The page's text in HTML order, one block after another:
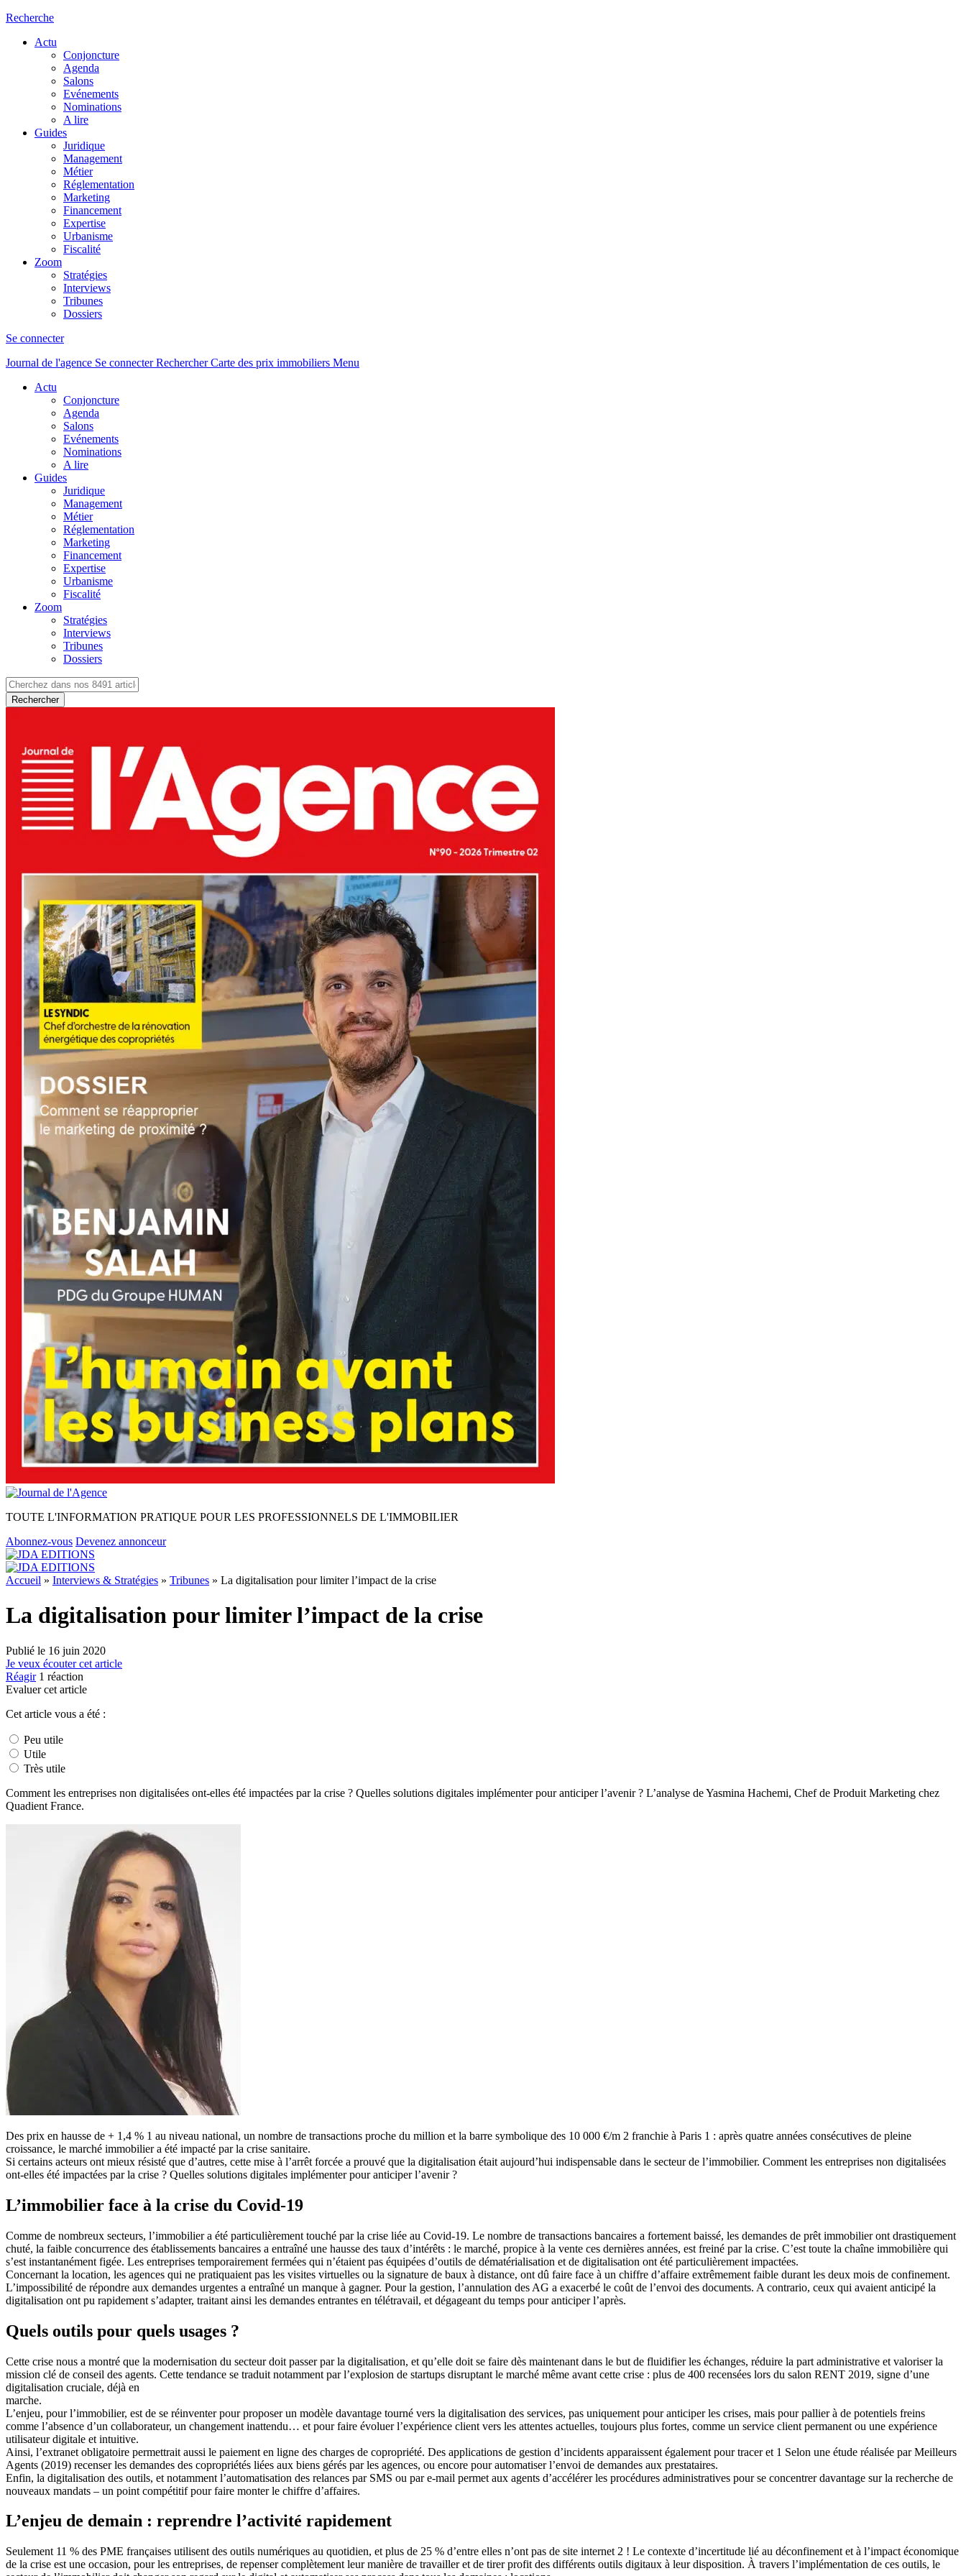
Recherche
Actu
Conjoncture
Agenda
Salons
Evénements
Nominations
A lire
Guides
Juridique
Management
Métier
Réglementation
Marketing
Financement
Expertise
Urbanisme
Fiscalité
Zoom
Stratégies
Interviews
Tribunes
Dossiers
Se connecter
Journal de l'agence Se connecterRechercher Carte des prix immobiliers Menu
Actu
Conjoncture
Agenda
Salons
Evénements
Nominations
A lire
Guides
Juridique
Management
Métier
Réglementation
Marketing
Financement
Expertise
Urbanisme
Fiscalité
Zoom
Stratégies
Interviews
Tribunes
Dossiers
Rechercher
TOUTE L'INFORMATION PRATIQUE POUR LES PROFESSIONNELS DE L'IMMOBILIER
Abonnez-vous Devenez annonceur
Accueil » Interviews & Stratégies » Tribunes » La digitalisation pour limiter l’impact de la crise
La digitalisation pour limiter l’impact de la crise
Publié le 16 juin 2020
Je veux écouter cet article
Réagir 1 réaction
Evaluer cet article
Cet article vous a été :
Peu utile
Utile
Très utile
Comment les entreprises non digitalisées ont-elles été impactées par la crise ? Quelles solutions digitales implémenter pour anticiper l’avenir ? L’analyse de Yasmina Hachemi, Chef de Produit Marketing chez
Quadient France.
Des prix en hausse de + 1,4 % 1 au niveau national, un nombre de transactions proche du million et la barre symbolique des 10 000 €/m 2 franchie à Paris 1 : après quatre années consécutives de pleine
croissance, le marché immobilier a été impacté par la crise sanitaire.
Si certains acteurs ont mieux résisté que d’autres, cette mise à l’arrêt forcée a prouvé que la digitalisation était aujourd’hui indispensable dans le secteur de l’immobilier. Comment les entreprises non digitalisées
ont-elles été impactées par la crise ? Quelles solutions digitales implémenter pour anticiper l’avenir ?
L’immobilier face à la crise du Covid-19
Comme de nombreux secteurs, l’immobilier a été particulièrement touché par la crise liée au Covid-19. Le nombre de transactions bancaires a fortement baissé, les demandes de prêt immobilier ont drastiquement
chuté, la faible concurrence des établissements bancaires a entraîné une hausse des taux d’intérêts : le marché, propice à la vente ces dernières années, est freiné par la crise. C’est toute la chaîne immobilière qui
s’est instantanément figée. Les entreprises temporairement fermées qui n’étaient pas équipées d’outils de dématérialisation et de digitalisation ont été particulièrement impactées.
Concernant la location, les agences qui ne pratiquaient pas les visites virtuelles ou la signature de baux à distance, ont dû faire face à un chiffre d’affaire extrêmement faible durant les deux mois de confinement.
L’impossibilité de répondre aux demandes urgentes a entraîné un manque à gagner. Pour la gestion, l’annulation des AG a exacerbé le coût de l’envoi des documents. A contrario, ceux qui avaient anticipé la
digitalisation ont pu rapidement s’adapter, traitant ainsi les demandes entrantes en télétravail, et dégageant du temps pour anticiper l’après.
Quels outils pour quels usages ?
Cette crise nous a montré que la modernisation du secteur doit passer par la digitalisation, et qu’elle doit se faire dès maintenant dans le but de fluidifier les échanges, réduire la part administrative et valoriser la
mission clé de conseil des agents. Cette tendance se traduit notamment par l’explosion de startups disruptant le marché même avant cette crise : plus de 400 recensées lors du salon RENT 2019, signe d’une
digitalisation cruciale, déjà en
marche.
L’enjeu, pour l’immobilier, est de se réinventer pour proposer un modèle davantage tourné vers la digitalisation des services, pas uniquement pour anticiper les crises, mais pour pallier à de potentiels freins
comme l’absence d’un collaborateur, un changement inattendu… et pour faire évoluer l’expérience client vers les attentes actuelles, toujours plus fortes, comme un service client permanent ou une expérience
utilisateur digitale et intuitive.
Ainsi, l’extranet obligatoire permettrait aussi le paiement en ligne des charges de copropriété. Des applications de gestion d’incidents apparaissent également pour tracer et 1 Selon une étude réalisée par Meilleurs
Agents (2019) recenser les demandes des copropriétés liées aux biens gérés par les agences, ou encore pour automatiser l’envoi de demandes aux prestataires.
Enfin, la digitalisation des outils, et notamment l’automatisation des relances par SMS ou par e-mail permet aux agents d’accélérer les procédures administratives pour se concentrer davantage sur la recherche de
nouveaux mandats – un point compétitif pour faire monter le chiffre d’affaires.
L’enjeu de demain : reprendre l’activité rapidement
Seulement 11 % des PME françaises utilisent des outils numériques au quotidien, et plus de 25 % d’entre elles n’ont pas de site internet 2 ! Le contexte d’incertitude lié au déconfinement et à l’impact économique
de la crise est une occasion, pour les entreprises, de repenser complètement leur manière de travailler et de tirer profit des différents outils digitaux à leur disposition. À travers l’implémentation de ces outils, le